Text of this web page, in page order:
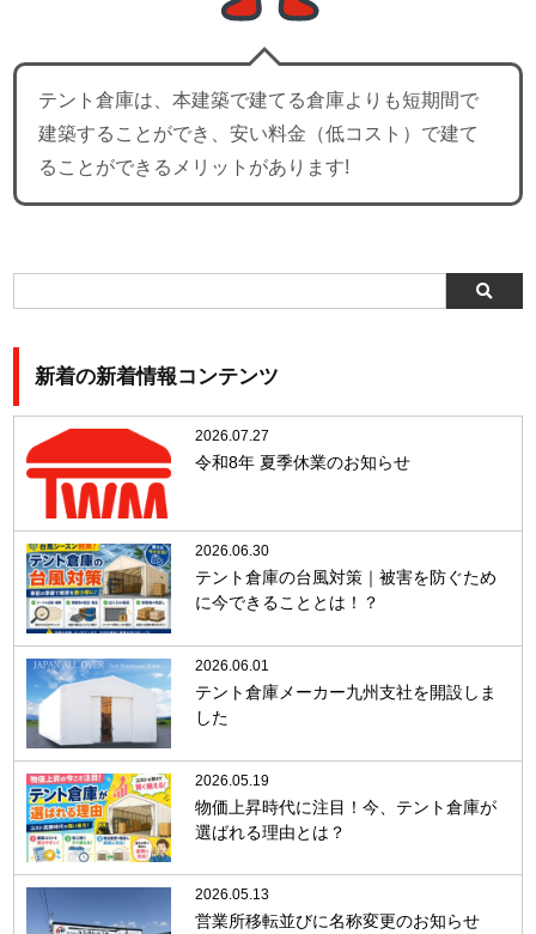
テント倉庫は、本建築で建てる倉庫よりも短期間で
建築することができ、安い料金（低コスト）で建て
ることができるメリットがあります!
新着の新着情報コンテンツ
2026.07.27
令和8年 夏季休業のお知らせ
2026.06.30
テント倉庫の台風対策｜被害を防ぐため
に今できることとは！？
2026.06.01
テント倉庫メーカー九州支社を開設しま
した
2026.05.19
物価上昇時代に注目！今、テント倉庫が
選ばれる理由とは？
2026.05.13
営業所移転並びに名称変更のお知らせ